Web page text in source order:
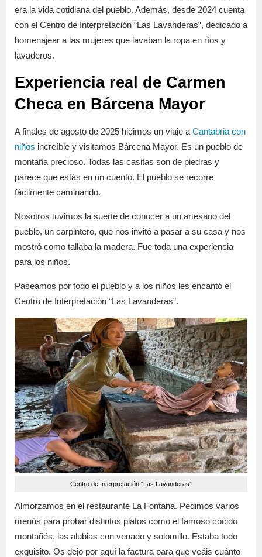
era la vida cotidiana del pueblo. Además, desde 2024 cuenta
con el Centro de Interpretación “Las Lavanderas”, dedicado a
homenajear a las mujeres que lavaban la ropa en ríos y
lavaderos.
Experiencia real de Carmen
Checa en Bárcena Mayor
A finales de agosto de 2025 hicimos un viaje a Cantabria con
niños increíble y visitamos Bárcena Mayor. Es un pueblo de
montaña precioso. Todas las casitas son de piedras y
parece que estás en un cuento. El pueblo se recorre
fácilmente caminando.
Nosotros tuvimos la suerte de conocer a un artesano del
pueblo, un carpintero, que nos invitó a pasar a su casa y nos
mostró como tallaba la madera. Fue toda una experiencia
para los niños.
Paseamos por todo el pueblo y a los niños les encantó el
Centro de Interpretación “Las Lavanderas”.
Centro de Interpretación “Las Lavanderas”
Almorzamos en el restaurante La Fontana. Pedimos varios
menús para probar distintos platos como el famoso cocido
montañés, las alubias con venado y solomillo. Estaba todo
exquisito. Os dejo por aquí la factura para que veáis cuánto